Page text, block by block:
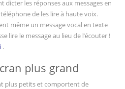
dicter les réponses aux messages en
de les lire à haute voix.
même un message vocal en texte
lire le message au lieu de l’écouter !
.
plus grand
plus petits et comportent de